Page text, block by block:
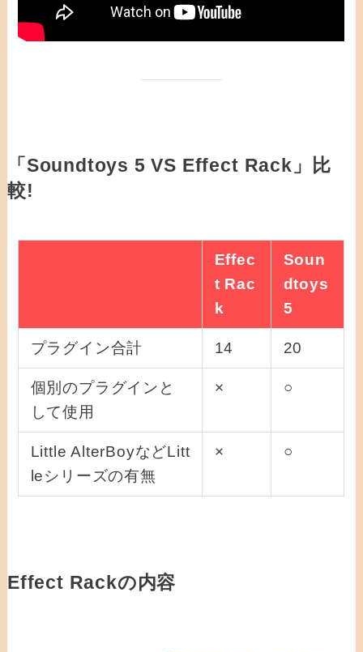
「Soundtoys 5 VS Effect Rack」比
較!
Effec
t Rac
k
Soun
dtoys
5
プラグイン合計 14 20
個別のプラグインと
して使用
× ○
Little AlterBoyなどLitt
leシリーズの有無
× ○
Effect Rackの内容